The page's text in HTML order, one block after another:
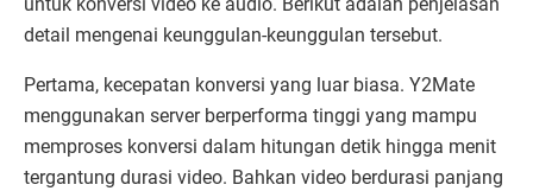
untuk konversi video ke audio. Berikut adalah penjelasan
detail mengenai keunggulan-keunggulan tersebut.
Pertama, kecepatan konversi yang luar biasa. Y2Mate
menggunakan server berperforma tinggi yang mampu
memproses konversi dalam hitungan detik hingga menit
tergantung durasi video. Bahkan video berdurasi panjang